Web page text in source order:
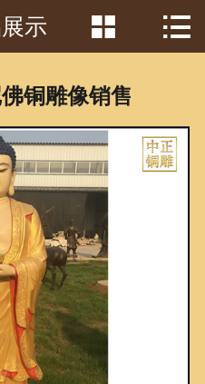
首页
产品中心
客户见证
常识问答
新闻资讯
荣誉资质
示  
铜雕像销售